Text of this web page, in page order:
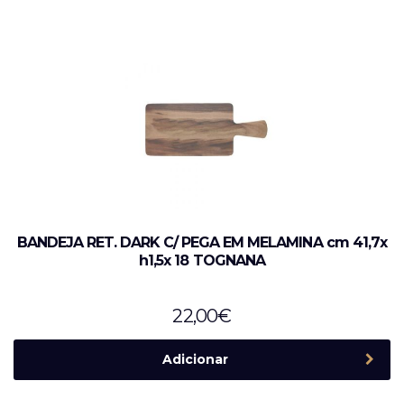
BANDEJA RET. DARK C/ PEGA EM MELAMINA cm 41,7x
h1,5x 18 TOGNANA
22,00€
Adicionar